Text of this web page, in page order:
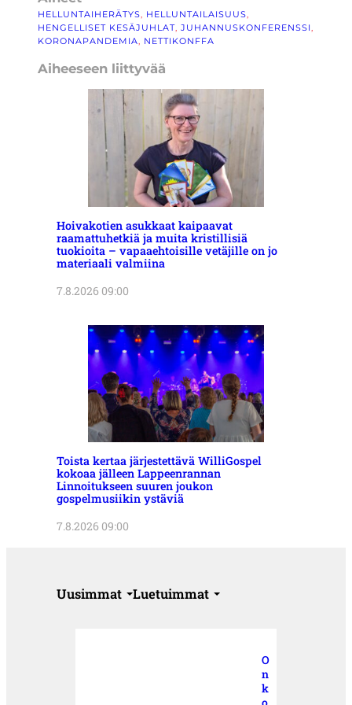
HELLUNTAIHERÄTYS, HELLUNTAILAISUUS
HENGELLISET KESÄJUHLAT, JUHANNUSKONFERENSSI
KORONAPANDEMIA, NETTIKONFFA
Aiheeseen liittyvää
Hoivakotien asukkaat kaipaavat
raamattuhetkiä ja muita kristillisiä
tuokioita – vapaaehtoisille vetäjille on jo
materiaali valmiina
7.8.2026 09:00
Toista kertaa järjestettävä WilliGospel
kokoaa jälleen Lappeenrannan
Linnoitukseen suuren joukon
gospelmusiikin ystäviä
7.8.2026 09:00
Uusimmat Luetuimmat
O
n
k